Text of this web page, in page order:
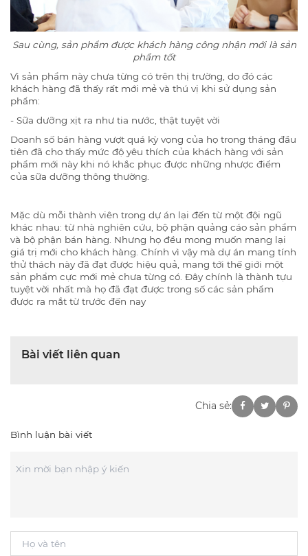
Sau cùng, sản phẩm được khách hàng công nhận mới là sản
phẩm tốt
Vì sản phẩm này chưa từng có trên thị trường, do đó các
khách hàng đã thấy rất mới mẻ và thú vị khi sử dụng sản
phẩm:
- Sữa dưỡng xịt ra như tia nước, thật tuyệt vời
Doanh số bán hàng vượt quá kỳ vọng của họ trong tháng đầu
tiên đã cho thấy mức độ yêu thích của khách hàng với sản
phẩm mới này khi nó khắc phục được những nhược điểm
của sữa dưỡng thông thường.
Mặc dù mỗi thành viên trong dự án lại đến từ một đội ngũ
khác nhau: từ nhà nghiên cứu, bộ phận quảng cáo sản phẩm
và bộ phận bán hàng. Nhưng họ đều mong muốn mang lại
giá trị mới cho khách hàng. Chính vì vậy mà dự án mang tính
thử thách này đã đạt được hiệu quả, mang tới thế giới một
sản phẩm cực mới mẻ chưa từng có. Đây chính là thành tựu
tuyệt vời nhất mà họ đã đạt được trong số các sản phẩm
được ra mắt từ trước đến nay
Bài viết liên quan
Chia sẻ:
Bình luận bài viết